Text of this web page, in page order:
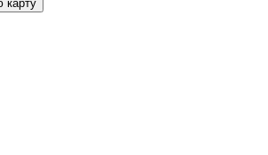
карту